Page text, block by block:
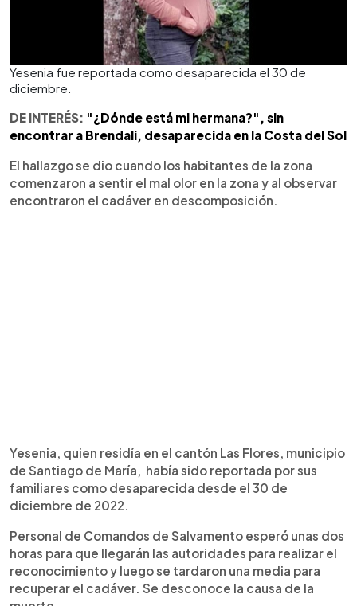
Yesenia fue reportada como desaparecida el 30 de
diciembre.
DE INTERÉS: "¿Dónde está mi hermana?", sin
encontrar a Brendali, desaparecida en la Costa del Sol
El hallazgo se dio cuando los habitantes de la zona
comenzaron a sentir el mal olor en la zona y al observar
encontraron el cadáver en descomposición.
Yesenia, quien residía en el cantón Las Flores, municipio
de Santiago de María, había sido reportada por sus
familiares como desaparecida desde el 30 de
diciembre de 2022.
Personal de Comandos de Salvamento esperó unas dos
horas para que llegarán las autoridades para realizar el
reconocimiento y luego se tardaron una media para
recuperar el cadáver. Se desconoce la causa de la